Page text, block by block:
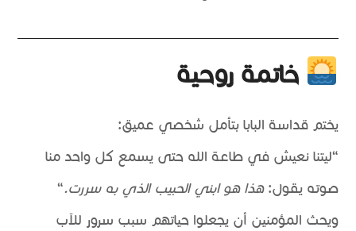
خاتمة روحية
يختم قداسة البابا بتأمل شخصي عميق:
“ليتنا نعيش في طاعة الله حتى يسمع كل واحد منا
صوته يقول:هذا هو ابني الحبيب الذي به سررت.“
ويحث المؤمنين أن يجعلوا حياتهم سبب سرور للآب